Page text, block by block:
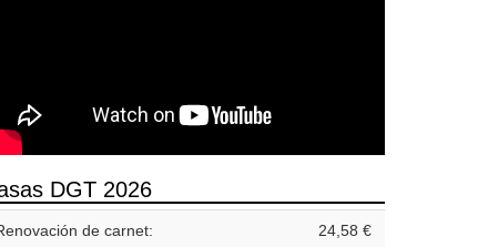
DGT 2026
de carnet: 24,58 €